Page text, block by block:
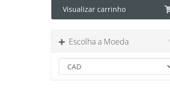
Visualizar carrinho
Escolha a Moeda